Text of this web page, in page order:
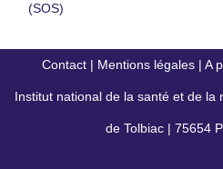
(SOS)
Contact | Mentions légales | A
Institut national de la santé et de
de Tolbiac | 75654